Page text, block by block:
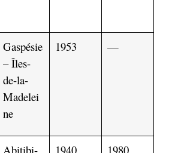
Gaspésie
– Îles-
de-la-
Madelei
ne
1953 —
Abitibi-
1940 1980